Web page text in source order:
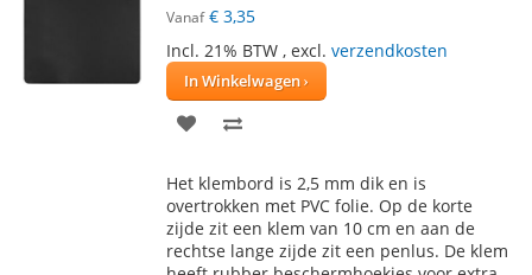
Vanaf € 3,35
Incl. 21% BTW , excl. verzendkosten
In Winkelwagen
VOEG
AAN
VERLANGLIJST
TE
VERGELIJKEN
Het klembord is 2,5 mm dik en is
overtrokken met PVC folie. Op de korte
zijde zit een klem van 10 cm en aan de
rechtse lange zijde zit een penlus. De klem